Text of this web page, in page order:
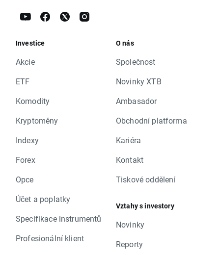
Investice
Akcie
ETF
Komodity
Kryptoměny
Indexy
Forex
Opce
Účet a poplatky
Specifikace instrumentů
Profesionální klient
O nás
Společnost
Novinky XTB
Ambasador
Obchodní platforma
Kariéra
Kontakt
Tiskové oddělení
Vztahy s investory
Novinky
Reporty